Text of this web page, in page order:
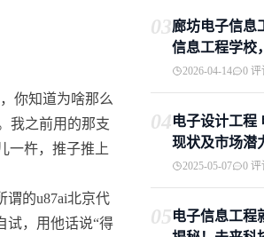
你知道为啥那么
我之前用的那支
一杵，推子推上
谓的u87ai北京代
试，用他话说“得
03廊坊电子信息
信息工程学校
2026-04-14 0 评
04电子设计工程
现状及市场潜
2025-05-07 0 评
05电子信息工程